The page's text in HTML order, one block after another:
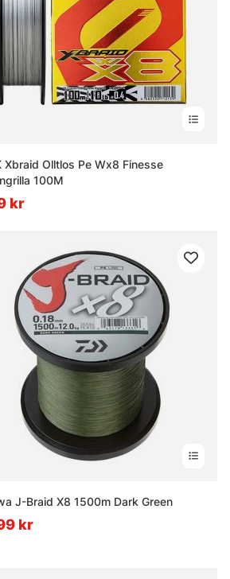
Xbraid Olltlos Pe Wx8 Finesse
100M
kr
J-Braid X8 1500m Dark Green
kr